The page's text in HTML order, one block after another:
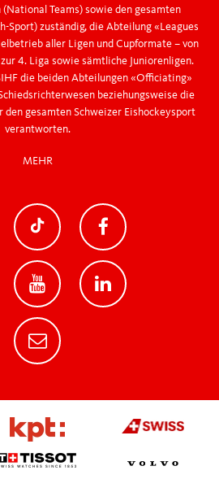
Teams) sowie den gesamten
Sport) zuständig, die Abteilung «Leagues
aller Ligen und Cupformate – von
4. Liga sowie sämtliche Juniorenligen.
die beiden Abteilungen «Officiating»
beziehungsweise die
den gesamten Schweizer Eishockeysport
verantworten.
MEHR